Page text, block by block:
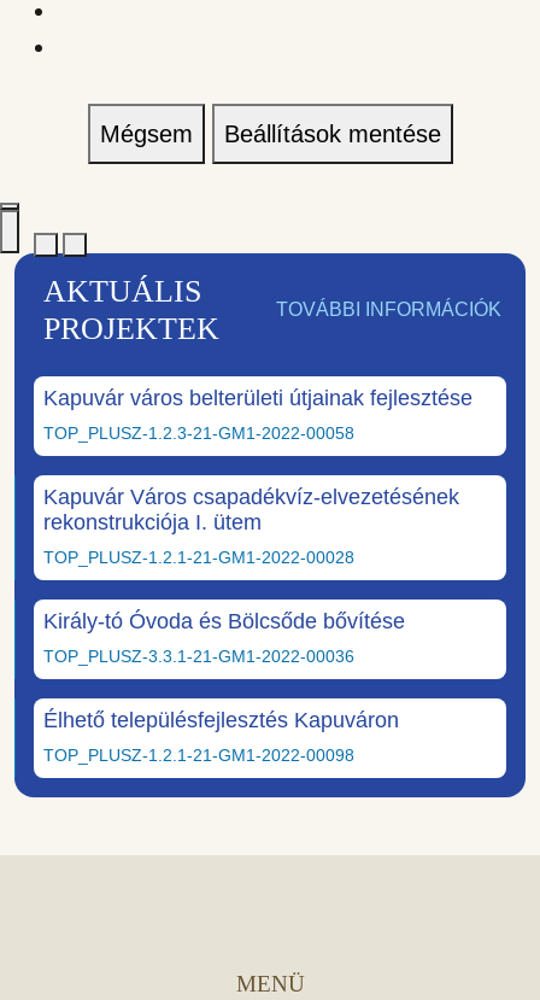
Mégsem Beállítások mentése
AKTUÁLIS
PROJEKTEK
TOVÁBBI INFORMÁCIÓK
Kapuvár város belterületi útjainak fejlesztése
TOP_PLUSZ-1.2.3-21-GM1-2022-00058
Kapuvár Város csapadékvíz-elvezetésének
rekonstrukciója I. ütem
TOP_PLUSZ-1.2.1-21-GM1-2022-00028
Király-tó Óvoda és Bölcsőde bővítése
TOP_PLUSZ-3.3.1-21-GM1-2022-00036
Élhető településfejlesztés Kapuváron
TOP_PLUSZ-1.2.1-21-GM1-2022-00098
MENÜ